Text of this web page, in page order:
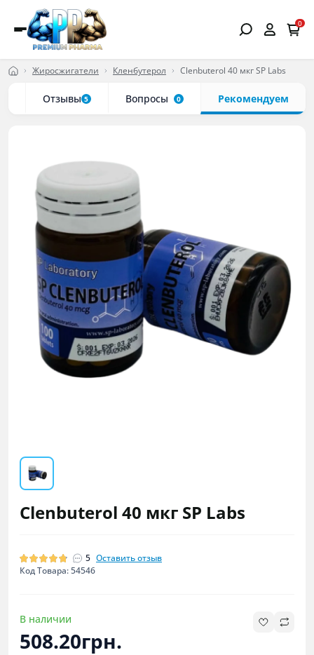
0
Жиросжигатели Кленбутерол Clenbuterol 40 мкг SP Labs
Отзывы 5 Вопросы 0 Рекомендуем
Clenbuterol 40 мкг SP Labs
5 Оставить отзыв
Код Товара: 54546
В наличии
508.20грн.